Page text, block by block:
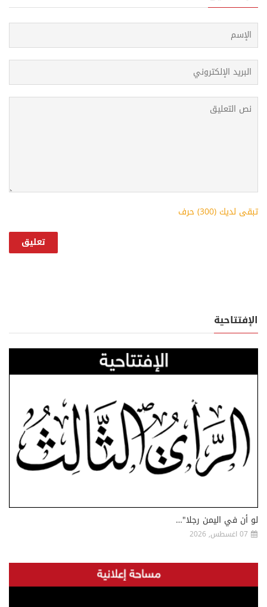
تبقى لديك (300) حرف
الإفتتاحية
لو أن في اليمن رجلا"…
07 اغسطس, 2026